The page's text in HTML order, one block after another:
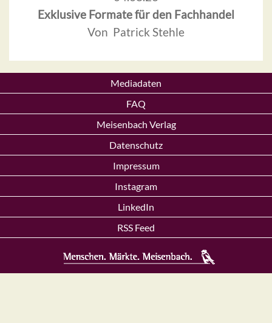
Exklusive Formate für den Fachhandel
Von Patrick Stehle
Mediadaten
FAQ
Meisenbach Verlag
Datenschutz
Impressum
Instagram
LinkedIn
RSS Feed